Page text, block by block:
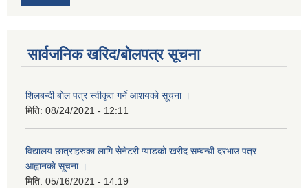
सार्वजनिक खरिद/बोलपत्र सूचना
शिलबन्दी बाेल पत्र स्वीकृत गर्ने आशयको सूचना ।
मिति: 08/24/2021 - 12:11
विद्यालय छात्राहरुका लागि सेनेटरी प्याडको खरीद सम्बन्धी दरभाउ पत्र
आह्वानकाे सूचना ।
मिति: 05/16/2021 - 14:19